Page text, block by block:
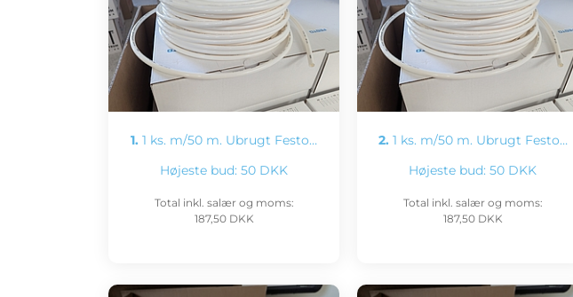
1. 1 ks. m/50 m. Ubrugt Festo…
Højeste bud: 50 DKK
Total inkl. salær og moms:
187,50 DKK
2. 1 ks. m/50 m. Ubrugt Festo…
Højeste bud: 50 DKK
Total inkl. salær og moms:
187,50 DKK